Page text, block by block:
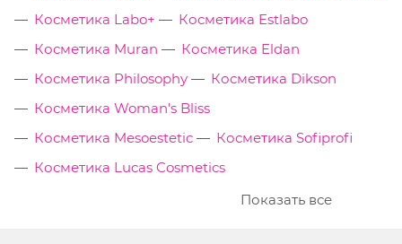
Косметика Labo+
Косметика Estlabo
Косметика Muran
Косметика Eldan
Косметика Philosophy
Косметика Dikson
Косметика Woman's Bliss
Косметика Mesoestetic
Косметика Sofiprofi
Косметика Lucas Cosmetics
Показать все